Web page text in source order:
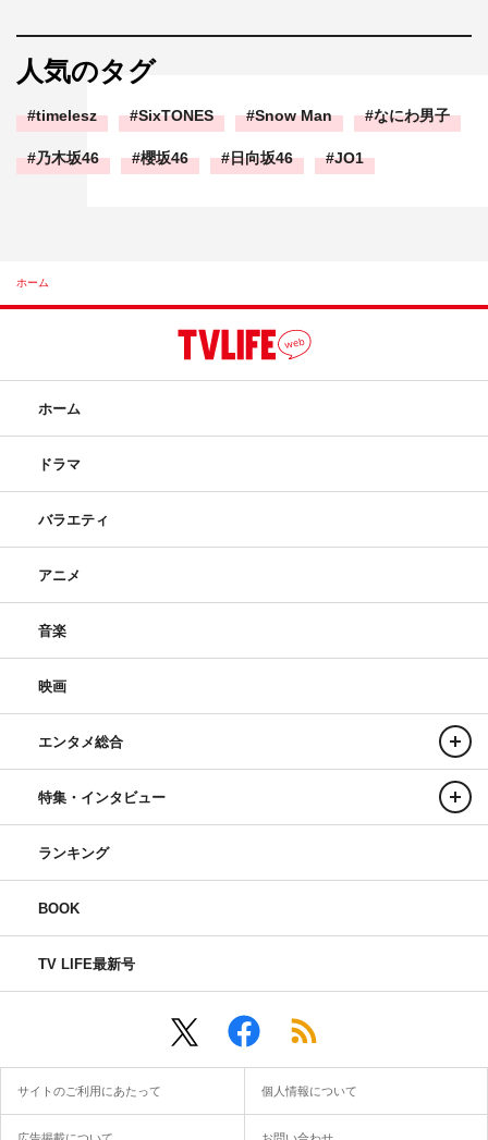
人気のタグ
timelesz SixTONES Snow Man なにわ男子
乃木坂46 櫻坂46 日向坂46 JO1
ホーム
ホーム
ドラマ
バラエティ
アニメ
音楽
映画
エンタメ総合
特集・インタビュー
ランキング
BOOK
TV LIFE最新号
サイトのご利用にあたって 個人情報について